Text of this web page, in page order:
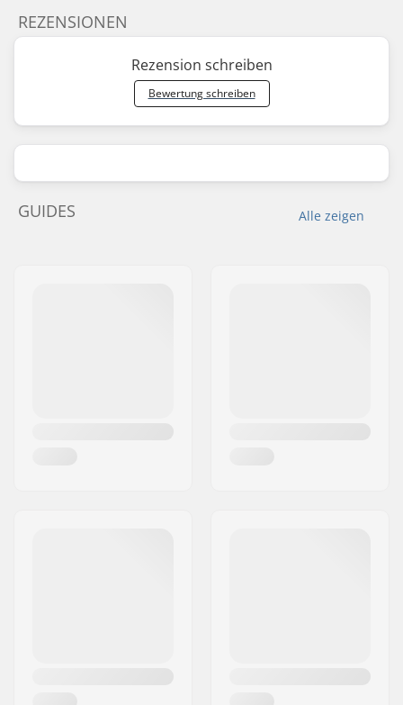
REZENSIONEN
Rezension schreiben
Bewertung schreiben
Alle zeigen
GUIDES